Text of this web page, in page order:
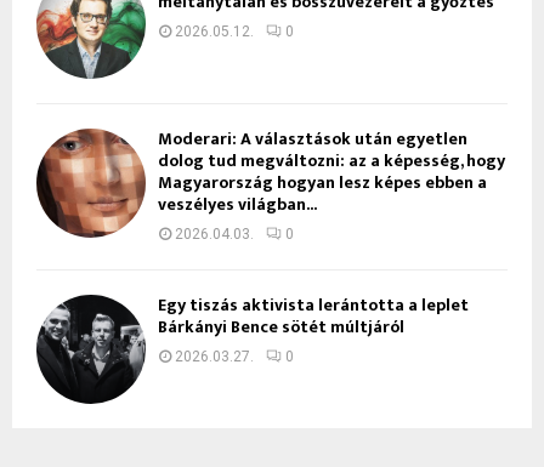
2026.05.12. 0
Moderari: A választások után egyetlen
dolog tud megváltozni: az a képesség, hogy
Magyarország hogyan lesz képes ebben a
veszélyes világban...
2026.04.03. 0
Egy tiszás aktivista lerántotta a leplet
Bárkányi Bence sötét múltjáról
2026.03.27. 0